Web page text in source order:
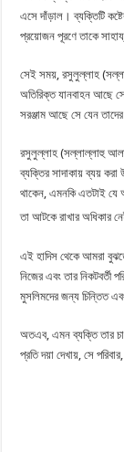
এসে দাঁড়াল। ব্যক্তিটি
প্রয়োজন পূরণে তাকে
সেই সময়, রসুলুল্লাহ
অতিরিক্ত যানবাহন আছে
সরঞ্জাম আছে সে যেন
রসুলুল্লাহ (সল্লাল্লাহু
ব্যক্তির সাদাকায় ব্যয়
থাকেন, এমনকি এতটাই যে
তা আটকে রাখার অধিকার
এই হাদিস থেকে আমরা
নিজের এবং তার নিকটবর্তী
মুসলিমদের জন্য চিন্তিত
অতএব, এমন ব্যক্তি তার
প্রতি দয়া দেখায়, সে